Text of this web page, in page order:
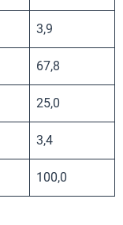
3,9
67,8
25,0
3,4
100,0